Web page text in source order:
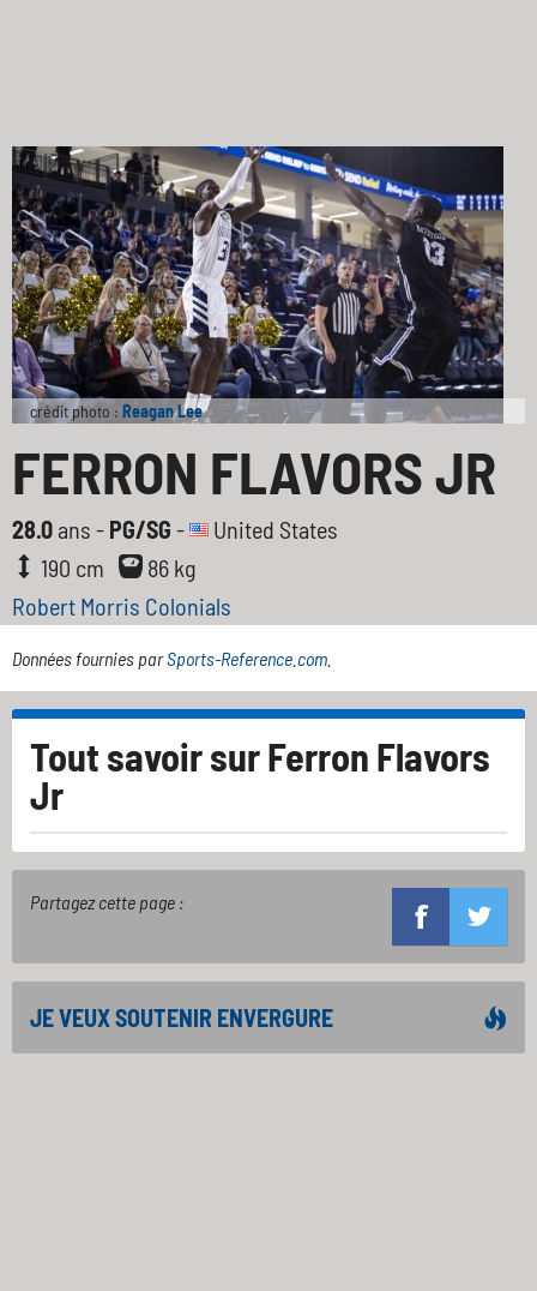
crédit photo : Reagan Lee
FERRON FLAVORS JR
28.0 ans - PG/SG -
United States
190 cm
86 kg
Robert Morris Colonials
Données fournies parSports-Reference.com
Tout savoir surFerron Flavors
Jr
Partagez cette page :
JE VEUX SOUTENIR ENVERGURE